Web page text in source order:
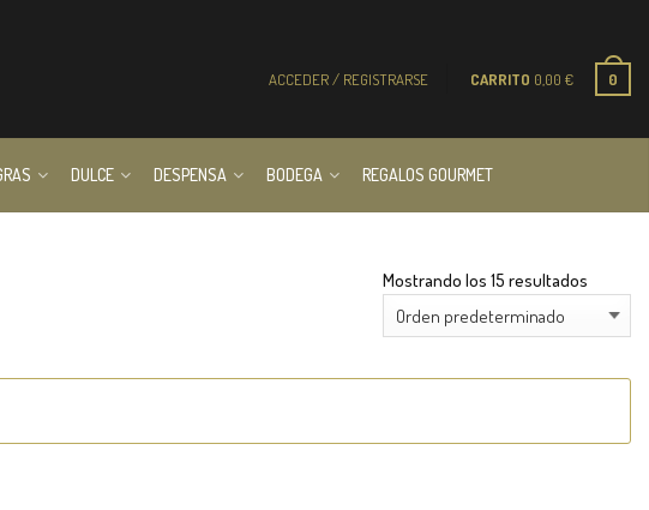
ACCEDER / REGISTRARSE CARRITO 0,00 € 0
DULCE DESPENSA BODEGA REGALOS GOURMET
Mostrando los 15 resultados